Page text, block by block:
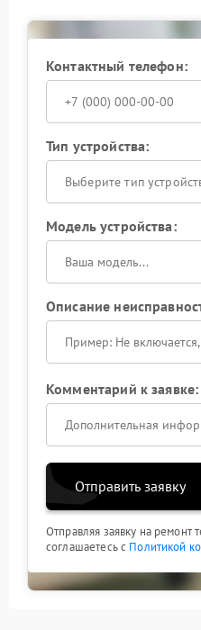
Контактный телефон:
Тип устройства:
Выберите тип
Модель устройства:
Описание
Комментарий к заявке:
Отправить заявку
Отправляя заявку на ремонт
соглашаетесь с Политикой